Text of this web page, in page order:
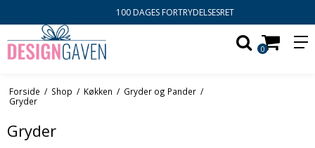
100 DAGES FORTRYDELSESRET
0
Forside / Shop / Køkken / Gryder og Pander /
Gryder
Gryder